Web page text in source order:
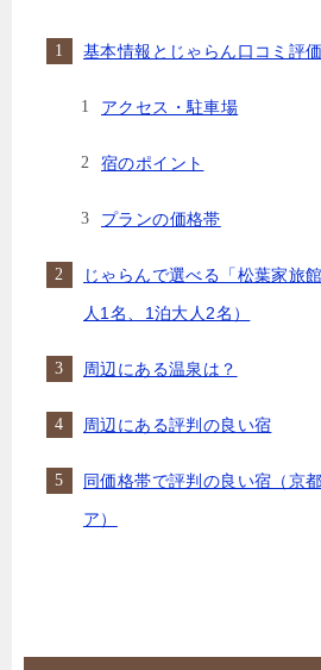
基本情報とじゃらん口コミ評価
アクセス・駐車場
宿のポイント
プランの価格帯
じゃらんで選べる「松葉家旅
人1名、1泊大人2名）
周辺にある温泉は？
周辺にある評判の良い宿
同価格帯で評判の良い宿（京
ア）